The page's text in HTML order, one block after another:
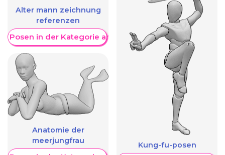
Alter mann zeichnung
referenzen
Posen in der Kategorie anzeigen
Anatomie der
meerjungfrau
Kung-fu-posen